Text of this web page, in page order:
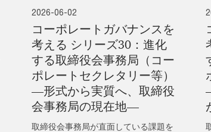
2026-06-02
コーポレートガバナンスを
考える シリーズ30：進化
する取締役会事務局（コー
ポレートセクレタリー等）
―形式から実質へ、取締役
会事務局の現在地―
取締役会事務局が直面している課題を